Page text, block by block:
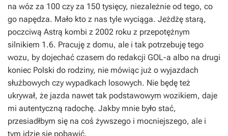
na wóz za 100 czy za 150 tysięcy, niezależnie od tego, co
go napędza. Mało kto z nas tyle wyciąga. Jeżdżę starą,
poczciwą Astrą kombi z 2002 roku z przepotężnym
silnikiem 1.6. Pracuję z domu, ale i tak potrzebuję tego
wozu, by dojechać czasem do redakcji GOL-a albo na drugi
koniec Polski do rodziny, nie mówiąc już o wyjazdach
służbowych czy wypadkach losowych. Nie będę też
ukrywał, że jazda nawet tak podstawowym wozikiem, daje
mi autentyczną radochę. Jakby mnie było stać,
przesiadłbym się na coś żywszego i mocniejszego, ale i
tym idzie się pobawić.